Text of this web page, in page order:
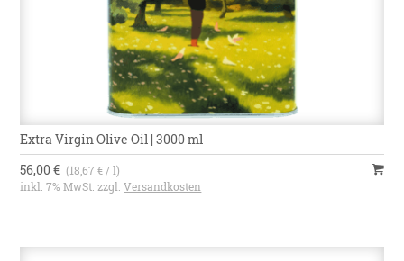
Extra Virgin Olive Oil | 3000 ml
56,00 € (18,67 € / l)
inkl. 7% MwSt. zzgl.Versandkosten